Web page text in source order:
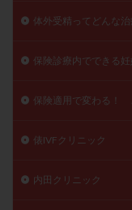
体外受精ってどんな治
保険診療内でできる
保険適用で変わる！
俵IVFクリニック
内田クリニック